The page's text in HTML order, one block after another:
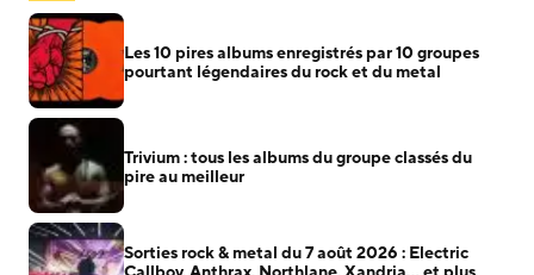
Les 10 pires albums enregistrés par 10 groupes
pourtant légendaires du rock et du metal
Trivium : tous les albums du groupe classés du
pire au meilleur
Sorties rock & metal du 7 août 2026 : Electric